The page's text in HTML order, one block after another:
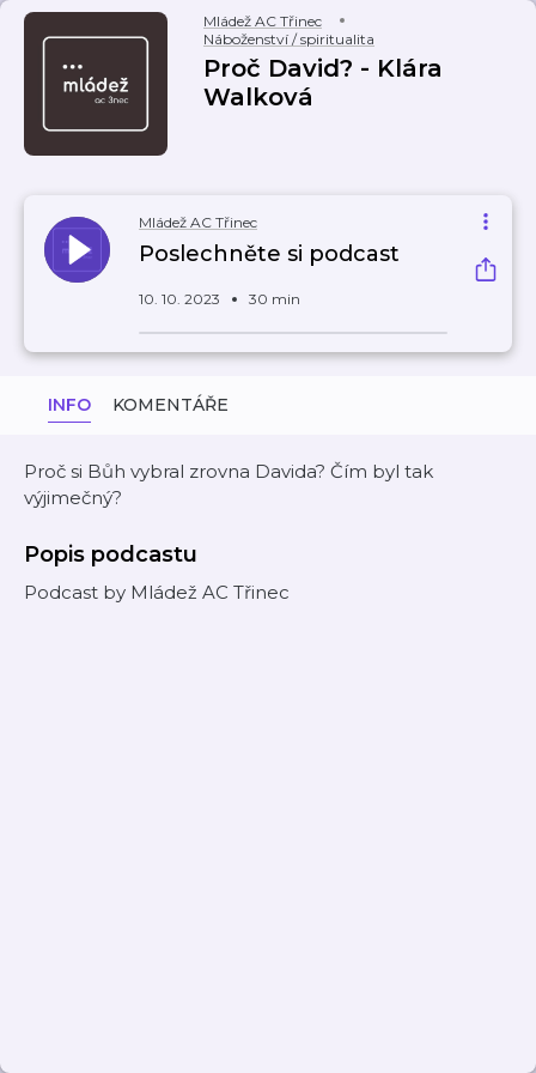
Mládež AC Třinec
Náboženství / spiritualita
Proč David? - Klára
Walková
Mládež AC Třinec
Poslechněte si podcast
10. 10. 2023 30 min
INFO KOMENTÁŘE
Proč si Bůh vybral zrovna Davida? Čím byl tak
výjimečný?
Popis podcastu
Podcast by Mládež AC Třinec